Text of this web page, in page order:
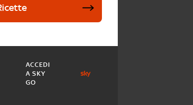
ACCEDI
A SKY
GO